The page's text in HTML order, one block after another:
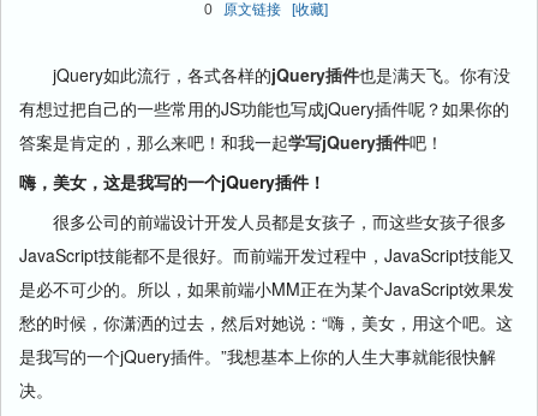
0
原文链接 [收藏]
jQuery如此流行，各式各样的jQuery插件也是满天飞。你有没
有想过把自己的一些常用的JS功能也写成jQuery插件呢？如果你的
答案是肯定的，那么来吧！和我一起学写jQuery插件吧！
嗨，美女，这是我写的一个jQuery插件！
很多公司的前端设计开发人员都是女孩子，而这些女孩子很多
JavaScript技能都不是很好。而前端开发过程中，JavaScript技能又
是必不可少的。所以，如果前端小MM正在为某个JavaScript效果发
愁的时候，你潇洒的过去，然后对她说：“嗨，美女，用这个吧。这
是我写的一个jQuery插件。”我想基本上你的人生大事就能很快解
决。